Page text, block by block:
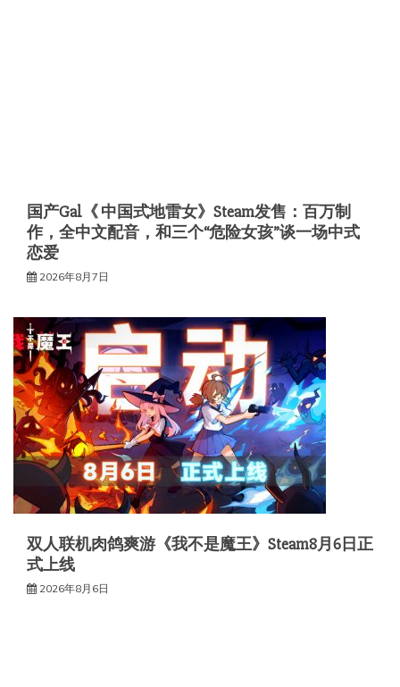
国产Gal《 中国式地雷女》Steam发售：百万制
作，全中文配音，和三个“危险女孩”谈一场中式
恋爱
2026年8月7日
双人联机肉鸽爽游《我不是魔王》Steam8月6日正
式上线
2026年8月6日